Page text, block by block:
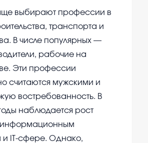
выбирают профессии в
транспорта и
В числе популярных —
рабочие на
Эти профессии
считаются мужскими и
востребованность. В
наблюдается рост
информационным
и IT-сфере. Однако,